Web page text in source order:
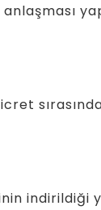
anlaşması